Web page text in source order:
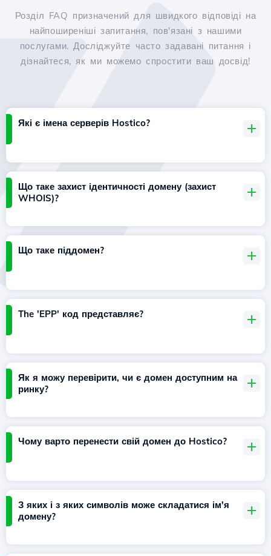
Розділ FAQ призначений для швидкого відповіді на
найпоширеніші запитання, пов'язані з нашими
послугами. Досліджуйте часто задавані питання і
дізнайтеся, як ми можемо спростити ваш досвід!
Які є імена серверів Hostico?
Що таке захист ідентичності домену (захист
WHOIS)?
Що таке піддомен?
The 'EPP' код представляє?
Як я можу перевірити, чи є домен доступним на
ринку?
Чому варто перенести свій домен до Hostico?
З яких і з яких символів може складатися ім'я
домену?